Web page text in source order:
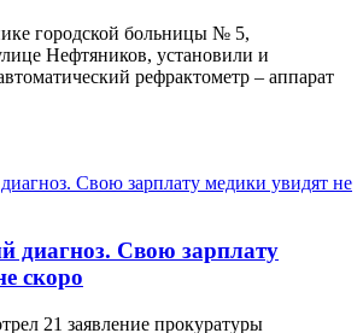
городской больницы № 5,
Нефтяников, установили и
рефрактометр – аппарат
диагноз. Свою зарплату
скоро
21 заявление прокуратуры